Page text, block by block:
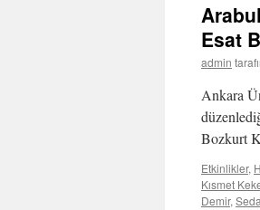
Esat
admin
Ankara
Bozkurt
Etkinlikler,
Kısmet
Demir,